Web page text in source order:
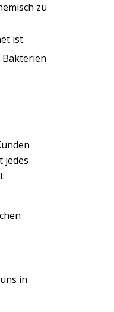
zu
ist.
Bakterien
jedes
in